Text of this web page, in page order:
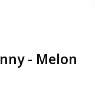
- Melon